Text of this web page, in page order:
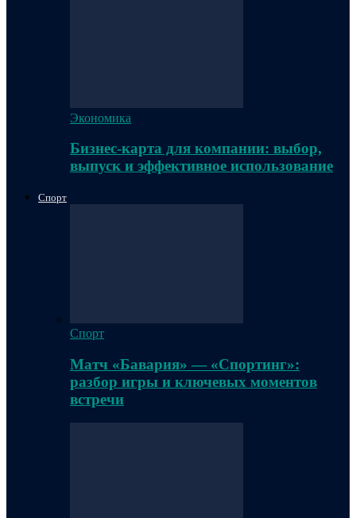
Экономика
Бизнес-карта для компании: выбор,
выпуск и эффективное использование
Спорт
Спорт
Матч «Бавария» — «Спортинг»:
разбор игры и ключевых моментов
встречи